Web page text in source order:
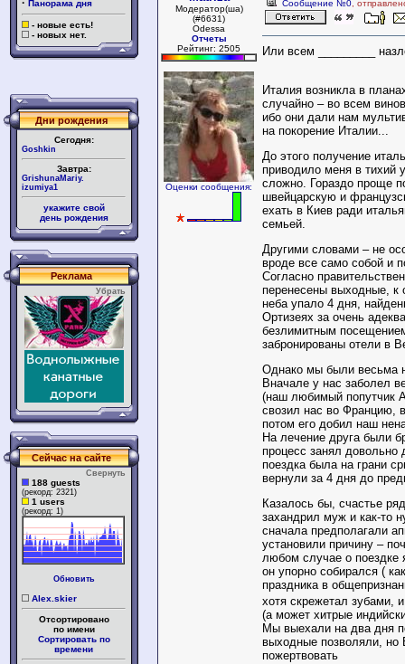
· Панорама дня
- новые есть!
- новых нет.
Дни рождения
Сегодня:
Goshkin
Завтра:
GrishunaMariy.
izumiya1
укажите свой
день рождения
Реклама
Убрать
Сейчас на сайте
Свернуть
188 guests
(рекорд: 2321)
1 users
(рекорд: 1)
Обновить
Alex.skier
Отсортировано
по имени
Сортировать по
времени
Модератор(ша)
(#6631)
Odessa
Отчеты
Рейтинг: 2505
Оценки сообщения:
Сообщение №0 ,
Или всем _________
Италия возникла в
случайно – во всем
ибо они дали нам
на покорение Италии...
До этого получение
приводило меня в тихий
сложно. Гораздо проще
швейцарскую и
ехать в Киев ради
семьей.
Другими словами – не
вроде все само собой и
Согласно
перенесены выходные, к
неба упало 4 дня,
Ортизеях за очень
безлимитным
забронированы отели в
Однако мы были весьма
Вначале у нас заболел
(наш любимый попутчик
свозил нас во Францию,
потом его добил наш
На лечение друга были
процесс занял довольно
поездка была на грани
вернули за 4 дня до
Казалось бы, счастье
захандрил муж и как-то
сначала предполагали
установили причину –
любом случае о поездке
он упорно собирался (
праздника в
хотя скрежетал зубами,
(а может хитрые
Мы выехали на два дня
выходные позволяли, но
пожертвовать